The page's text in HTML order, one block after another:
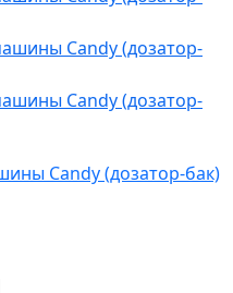
Candy (дозатор-бак)